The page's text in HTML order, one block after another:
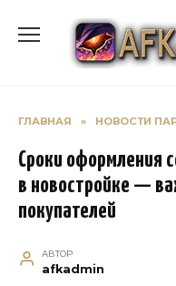
содержанию
ГЛАВНАЯ » НОВОСТИ
Сроки оформления
в новостройке —
покупателей
АВТОР
afkadmin